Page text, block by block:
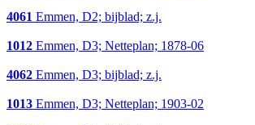
4061 Emmen, D2; bijblad; z.j.
1012 Emmen, D3; Netteplan; 1878-06
4062 Emmen, D3; bijblad; z.j.
1013 Emmen, D3; Netteplan; 1903-02